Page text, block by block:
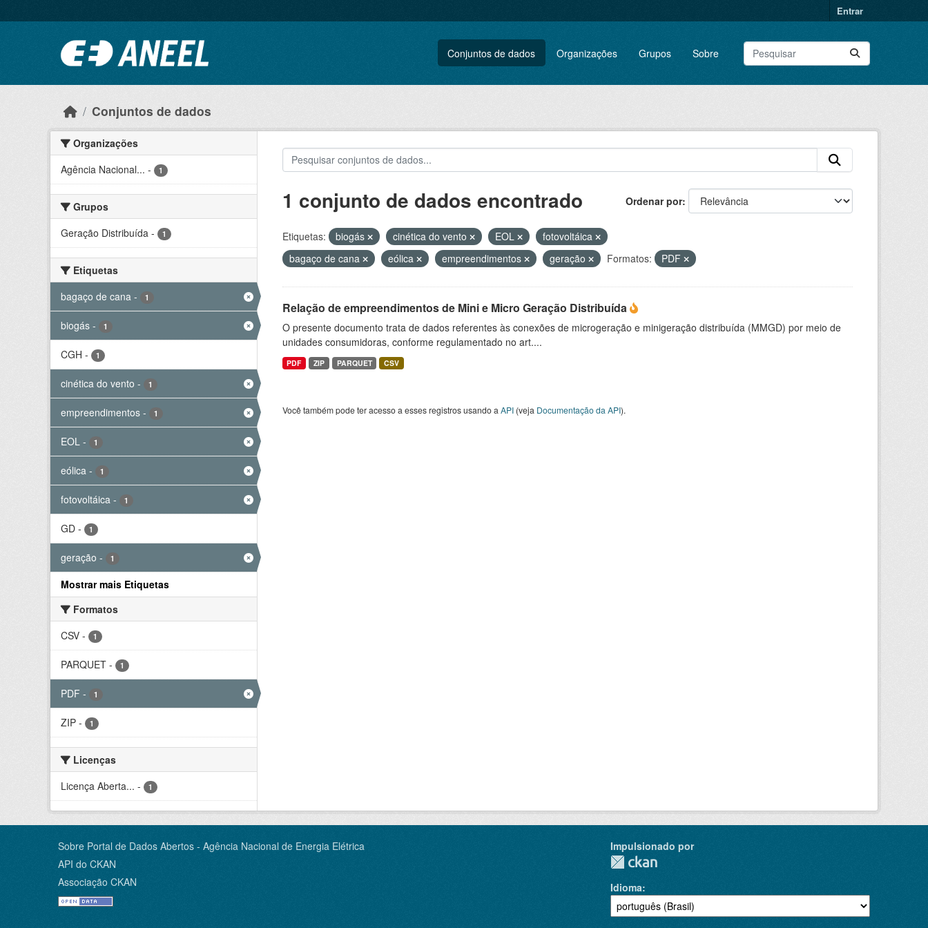
Entrar
Conjuntos de dados Organizações Grupos Sobre
Conjuntos de dados
Organizações
Agência Nacional... - 1
Grupos
Geração Distribuída - 1
Etiquetas
bagaço de cana - 1
biogás - 1
CGH - 1
cinética do vento - 1
empreendimentos - 1
EOL - 1
eólica - 1
fotovoltáica - 1
GD - 1
geração - 1
Mostrar mais Etiquetas
Formatos
CSV - 1
PARQUET - 1
PDF - 1
ZIP - 1
Licenças
Licença Aberta... - 1
Ordenar por
1 conjunto de dados encontrado
Etiquetas: biogás cinética do vento EOL
fotovoltáica
bagaço de cana
eólica empreendimentos geração Formatos: PDF
Relação de empreendimentos de Mini e Micro Geração Distribuída
O presente documento trata de dados referentes às conexões de microgeração e minigeração distribuída (MMGD) por meio de
unidades consumidoras, conforme regulamentado no art....
PDF ZIP PARQUET CSV
Você também pode ter acesso a esses registros usando a API(veja Documentação da API).
Sobre Portal de Dados Abertos - Agência Nacional de Energia Elétrica
API do CKAN
Associação CKAN
Impulsionado por
Idioma